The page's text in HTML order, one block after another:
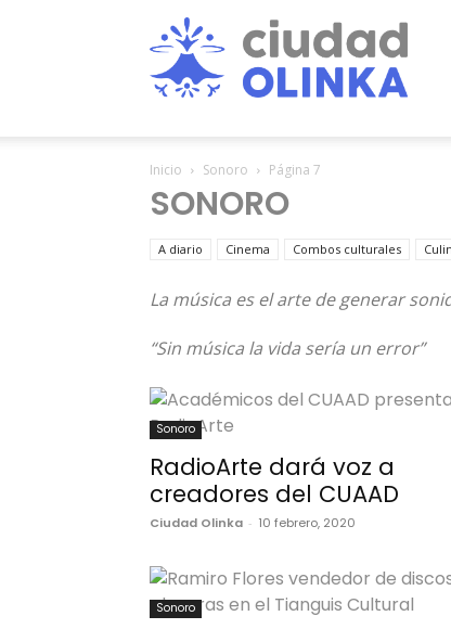
Ciudad
Olinka
Inicio Sonoro Página 7
SONORO
A diario Cinema Combos culturales
La música es el arte de generar
“Sin música la vida sería un error”
Sonoro
RadioArte dará voz a
creadores del CUAAD
Ciudad Olinka - 10 febrero, 2020
Sonoro